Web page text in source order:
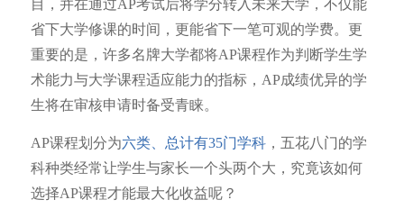
目，并在通过AP考试后将学分转入未来大学，不仅能
省下大学修课的时间，更能省下一笔可观的学费。更
重要的是，许多名牌大学都将AP课程作为判断学生学
术能力与大学课程适应能力的指标，AP成绩优异的学
生将在审核申请时备受青睐。
AP课程划分为六类、总计有35门学科，五花八门的学
科种类经常让学生与家长一个头两个大，究竟该如何
选择AP课程才能最大化收益呢？